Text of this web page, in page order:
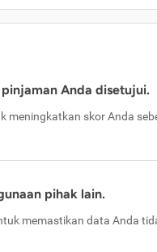
Anda disetujui.
meningkatkan skor Anda
pihak lain.
memastikan data Anda